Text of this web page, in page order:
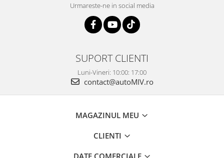
Urmareste-ne in social media
SUPORT CLIENTI
Luni-Vineri: 10:00: 17:00
contact@autoMIV.ro
MAGAZINUL MEU
CLIENTI
DATE COMERCIALE